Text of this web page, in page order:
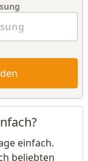
einfach.
beliebten